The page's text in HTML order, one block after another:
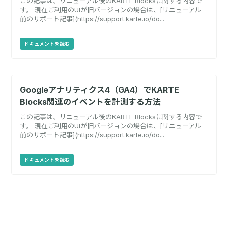
す。 現在ご利用のUIが旧バージョンの場合は、[リニューアル
前のサポート記事](https://support.karte.io/do...
ドキュメントを読む
Googleアナリティクス4（GA4）でKARTE
Blocks関連のイベントを計測する方法
この記事は、リニューアル後のKARTE Blocksに関する内容で
す。 現在ご利用のUIが旧バージョンの場合は、[リニューアル
前のサポート記事](https://support.karte.io/do...
ドキュメントを読む